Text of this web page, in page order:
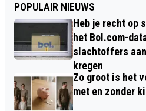
POPULAIR NIEUWS
Heb je recht op
het Bol.com-
slachtoffers
kregen
Zo groot is het
met en zonder